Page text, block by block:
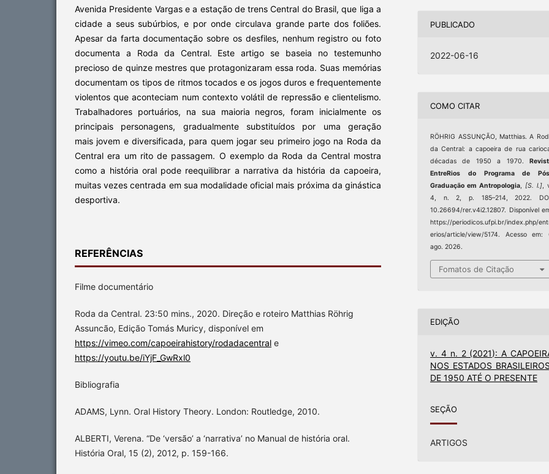
Avenida Presidente Vargas e a estação de trens Central do Brasil, que liga a
cidade a seus subúrbios, e por onde circulava grande parte dos foliões.
Apesar da farta documentação sobre os desfiles, nenhum registro ou foto
documenta a Roda da Central. Este artigo se baseia no testemunho
precioso de quinze mestres que protagonizaram essa roda. Suas memórias
documentam os tipos de ritmos tocados e os jogos duros e frequentemente
violentos que aconteciam num contexto volátil de repressão e clientelismo.
Trabalhadores portuários, na sua maioria negros, foram inicialmente os
principais personagens, gradualmente substituídos por uma geração
mais jovem e diversificada, para quem jogar seu primeiro jogo na Roda da
Central era um rito de passagem. O exemplo da Roda da Central mostra
como a história oral pode reequilibrar a narrativa da história da capoeira,
muitas vezes centrada em sua modalidade oficial mais próxima da ginástica
desportiva.
REFERÊNCIAS
Filme documentário
Roda da Central. 23:50 mins., 2020. Direção e roteiro Matthias Röhrig
Assuncão, Edição Tomás Muricy, disponível em
https://vimeo.com/capoeirahistory/rodadacentral e
https://youtu.be/iYjF_GwRxl0
Bibliografia
ADAMS, Lynn. Oral History Theory. London: Routledge, 2010.
ALBERTI, Verena. “De ‘versão’ a ‘narrativa’ no Manual de história oral.
História Oral, 15 (2), 2012, p. 159-166.
PUBLICADO
2022-06-16
COMO CITAR
RÖHRIG ASSUNÇÃO, Matthias. A
da Central: a capoeira de rua
décadas de 1950 a 1970.
EntreRios do Programa de
Graduação em Antropologia,[S. l.],
4, n. 2, p. 185–214, 2022.
10.26694/rer.v4i2.12807. Disponível
https://periodicos.ufpi.br/index.php/
erios/article/view/5174. Acesso em:
ago. 2026.
Fomatos de Citação
EDIÇÃO
v. 4 n. 2 (2021): A
NOS ESTADOS
DE 1950 ATÉ O PRESENTE
SEÇÃO
ARTIGOS